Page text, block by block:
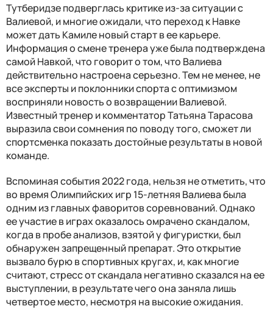
Тутберидзе подверглась критике из-за ситуации с
Валиевой, и многие ожидали, что переход к Навке
может дать Камиле новый старт в ее карьере.
Информация о смене тренера уже была подтверждена
самой Навкой, что говорит о том, что Валиева
действительно настроена серьезно. Тем не менее, не
все эксперты и поклонники спорта с оптимизмом
восприняли новость о возвращении Валиевой.
Известный тренер и комментатор Татьяна Тарасова
выразила свои сомнения по поводу того, сможет ли
спортсменка показать достойные результаты в новой
команде.
Вспоминая события 2022 года, нельзя не отметить, что
во время Олимпийских игр 15-летняя Валиева была
одним из главных фаворитов соревнований. Однако
ее участие в играх оказалось омрачено скандалом,
когда в пробе анализов, взятой у фигуристки, был
обнаружен запрещенный препарат. Это открытие
вызвало бурю в спортивных кругах, и, как многие
считают, стресс от скандала негативно сказался на ее
выступлении, в результате чего она заняла лишь
четвертое место, несмотря на высокие ожидания.